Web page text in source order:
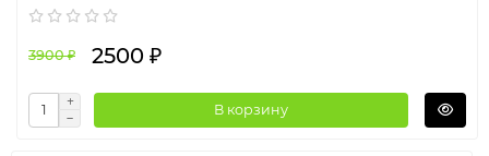
3900 ₽ 2500 ₽
В корзину